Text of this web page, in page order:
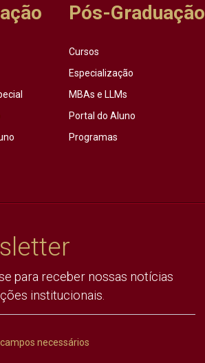
Pós-Graduação
Cursos
Especialização
MBAs e LLMs
Portal do Aluno
Programas
para receber nossas notícias
institucionais.
campos necessários